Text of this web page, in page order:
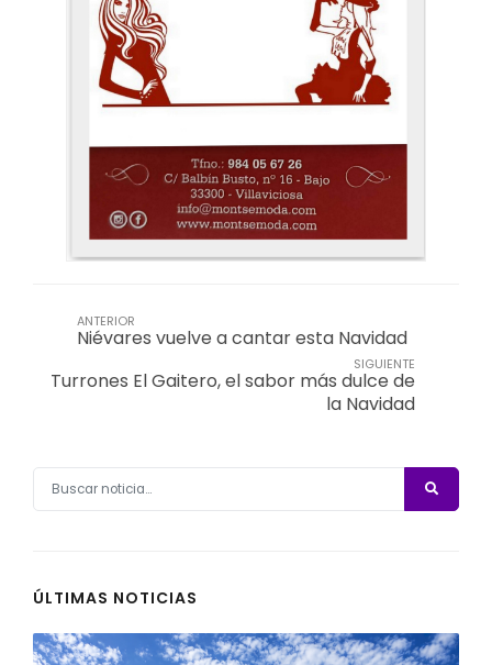
ANTERIOR
Niévares vuelve a cantar esta Navidad
SIGUIENTE
Turrones El Gaitero, el sabor más dulce de
la Navidad
ÚLTIMAS NOTICIAS